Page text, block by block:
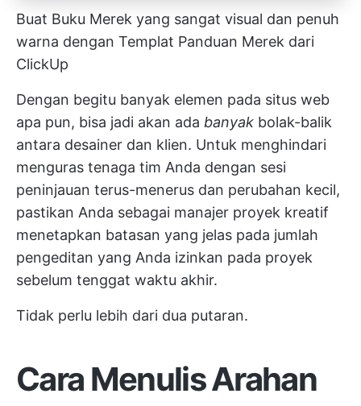
Buat Buku Merek yang sangat visual dan penuh
warna dengan Templat Panduan Merek dari
ClickUp
Dengan begitu banyak elemen pada situs web
apa pun, bisa jadi akan ada banyak bolak-balik
antara desainer dan klien. Untuk menghindari
menguras tenaga tim Anda dengan sesi
peninjauan terus-menerus dan perubahan kecil,
pastikan Anda sebagai manajer proyek kreatif
menetapkan batasan yang jelas pada jumlah
pengeditan yang Anda izinkan pada proyek
sebelum tenggat waktu akhir.
Tidak perlu lebih dari dua putaran.
Cara Menulis Arahan